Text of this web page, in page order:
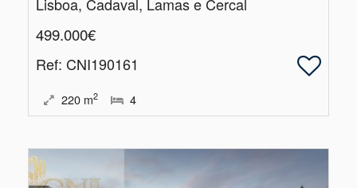
499.000€
Ref: CNI190161
220 m2 4